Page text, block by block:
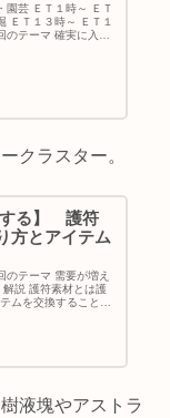
園芸 ＥＴ１時～ ＥＴ
ＥＴ１３時～ ＥＴ１
のテーマ 確実に入手
クラスター。
する】 護符
方とアイテム
のテーマ 需要が増え
説 護符素材とは護
ムを交換することで
液塊やアストラ